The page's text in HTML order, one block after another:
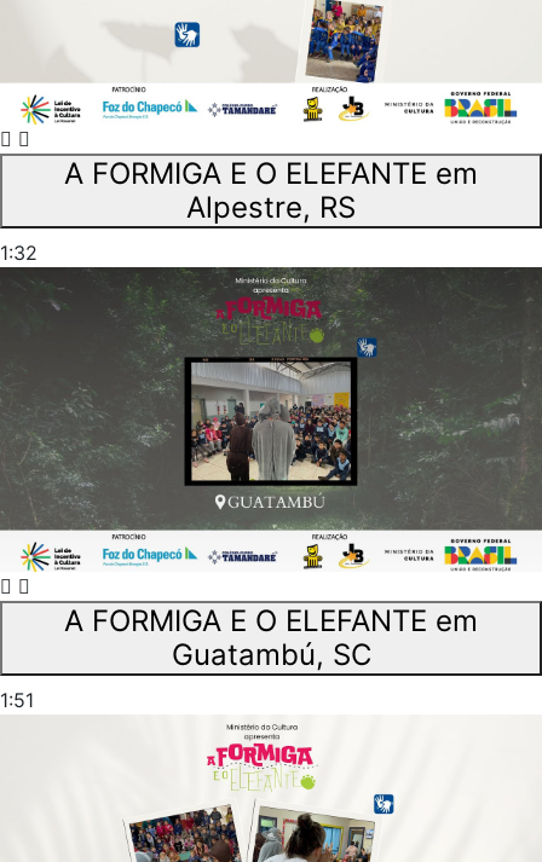
A FORMIGA E O ELEFANTE em
Alpestre, RS
1:32
A FORMIGA E O ELEFANTE em
Guatambú, SC
1:51